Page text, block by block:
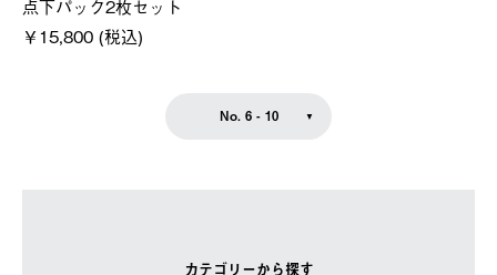
カテゴリーから探す
点下パック2枚セット
￥15,800 (税込)
No. 6 - 10